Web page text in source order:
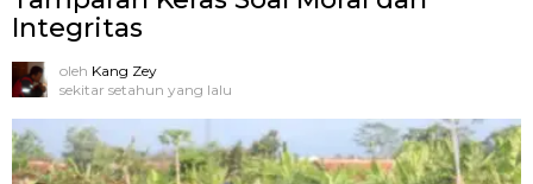
Integritas
oleh Kang Zey
sekitar setahun yang lalu